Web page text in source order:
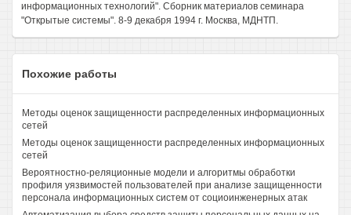
информационных технологий". Сборник материалов семинара
"Открытые системы". 8-9 декабря 1994 г. Москва, МДНТП.
Похожие работы
Методы оценок защищенности распределенных информационных
сетей
Методы оценок защищенности распределенных информационных
сетей
Вероятностно-реляционные модели и алгоритмы обработки
профиля уязвимостей пользователей при анализе защищенности
персонала информационных систем от социоинженерных атак